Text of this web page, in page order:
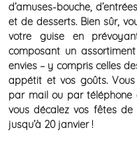
d’amuses-bouche,
et de desserts. Bien sûr,
votre guise en
composant un
envies – y compris celles
appétit et vos goûts.
par mail ou par téléphone
vous décalez vos fêtes de
jusqu’à 20 janvier !